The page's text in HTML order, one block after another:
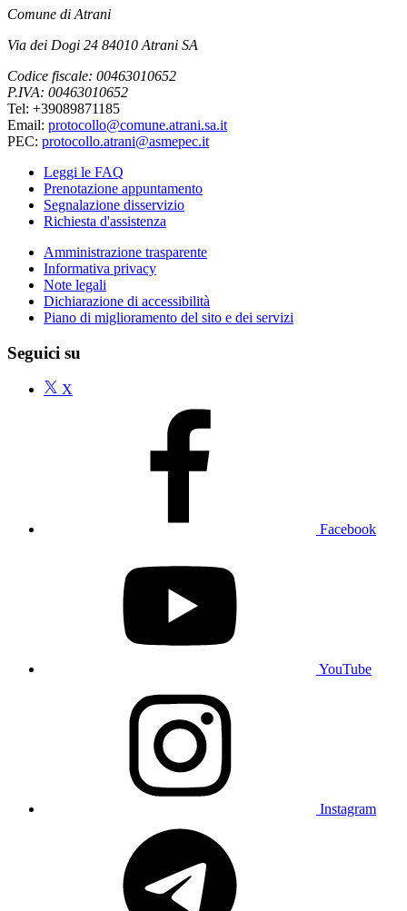
Comune di Atrani
Via dei Dogi 24 84010 Atrani SA
Codice fiscale: 00463010652
P.IVA: 00463010652
Tel: +39089871185
Email: protocollo@comune.atrani.sa.it
PEC: protocollo.atrani@asmepec.it
Leggi le FAQ
Prenotazione appuntamento
Segnalazione disservizio
Richiesta d'assistenza
Amministrazione trasparente
Informativa privacy
Note legali
Dichiarazione di accessibilità
Piano di miglioramento del sito e dei servizi
Seguici su
X
Facebook
YouTube
Instagram